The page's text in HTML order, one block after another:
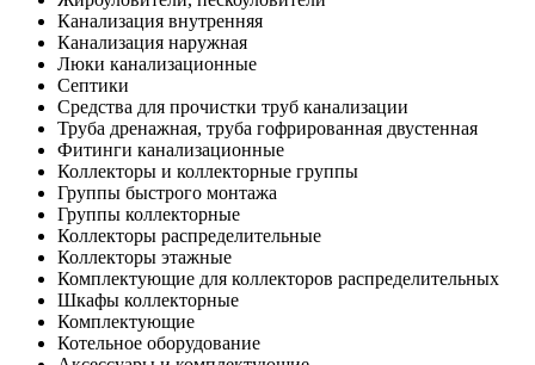
Канализация внутренняя
Канализация наружная
Люки канализационные
Септики
Средства для прочистки труб канализации
Труба дренажная, труба гофрированная двустенная
Фитинги канализационные
Коллекторы и коллекторные группы
Группы быстрого монтажа
Группы коллекторные
Коллекторы распределительные
Коллекторы этажные
Комплектующие для коллекторов распределительных
Шкафы коллекторные
Комплектующие
Котельное оборудование